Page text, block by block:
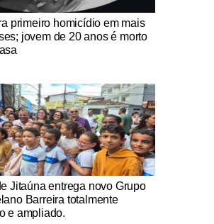
primeiro homicídio em mais
jovem de 20 anos é morto
Jitaúna entrega novo Grupo
Barreira totalmente
e ampliado.